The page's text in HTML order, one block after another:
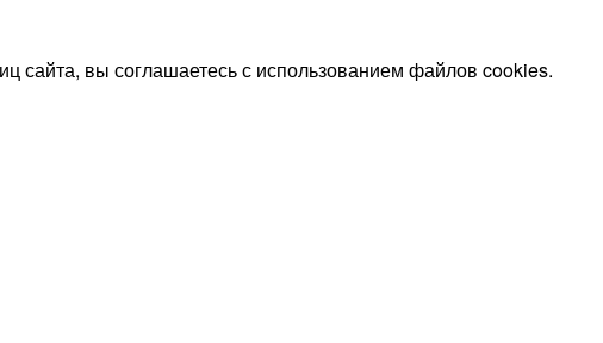
сайта, вы соглашаетесь с использованием файлов cookies.